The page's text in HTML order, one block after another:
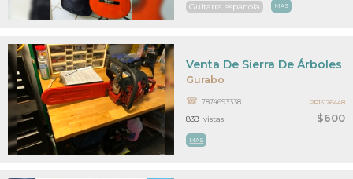
Guitarra espanola MAS
Gurabo
$600
Venta De Sierra De Árboles
7874693338
MAS
839 vistas
PR15126448